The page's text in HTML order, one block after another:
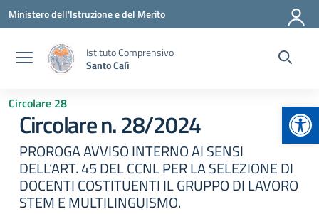
Vai ai contenuti
Vai al menu di navigazione
Vai al footer
Ministero dell'Istruzione e del Merito
Istituto Comprensivo
Santo Calì
Circolare 28
Circolare n. 28/2024
PROROGA AVVISO INTERNO AI SENSI
DELL’ART. 45 DEL CCNL PER LA SELEZIONE DI
DOCENTI COSTITUENTI IL GRUPPO DI LAVORO
STEM E MULTILINGUISMO.